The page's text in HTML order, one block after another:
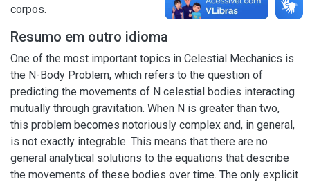
corpos.
Resumo em outro idioma
One of the most important topics in Celestial Mechanics is
the N-Body Problem, which refers to the question of
predicting the movements of N celestial bodies interacting
mutually through gravitation. When N is greater than two,
this problem becomes notoriously complex and, in general,
is not exactly integrable. This means that there are no
general analytical solutions to the equations that describe
the movements of these bodies over time. The only explicit